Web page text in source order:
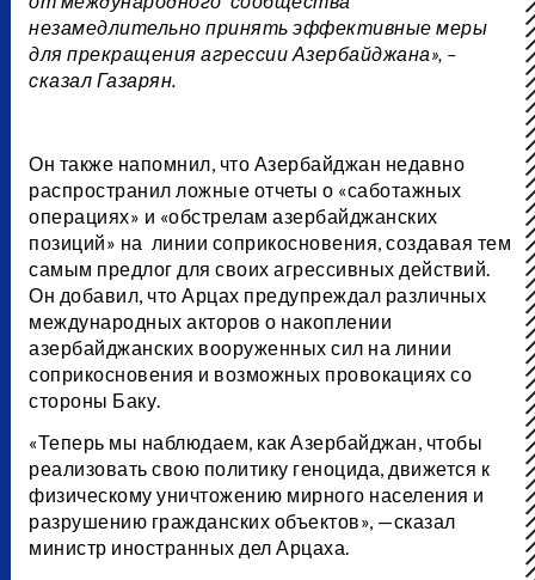
незамедлительно принять эффективные меры
для прекращения агрессии Азербайджана», –
сказал Газарян.
Он также напомнил, что Азербайджан недавно
распространил ложные отчеты о «саботажных
операциях» и «обстрелам азербайджанских
позиций» на линии соприкосновения, создавая тем
самым предлог для своих агрессивных действий.
Он добавил, что Арцах предупреждал различных
международных акторов о накоплении
азербайджанских вооруженных сил на линии
соприкосновения и возможных провокациях со
стороны Баку.
«Теперь мы наблюдаем, как Азербайджан, чтобы
реализовать свою политику геноцида, движется к
физическому уничтожению мирного населения и
разрушению гражданских объектов», —сказал
министр иностранных дел Арцаха.